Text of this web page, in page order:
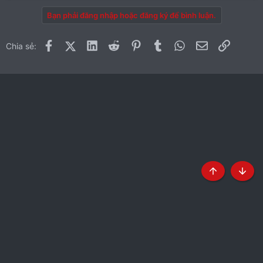
Bạn phải đăng nhập hoặc đăng ký để bình luận.
Chia sẻ: FacebookX (Twitter)
LinkedInReddit PinterestTumblr WhatsApp
Email Link
Top